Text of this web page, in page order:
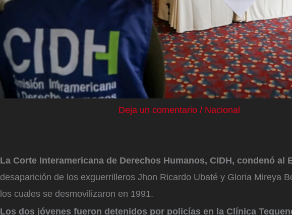
Deja un comentario / Nacional
La Corte Interamericana de Derechos Humanos, CIDH, condenó al
desaparición de los exguerrilleros Jhon Ricardo Ubaté y Gloria Mireya
los cuales se desmovilizaron en 1991.
Los dos jóvenes fueron detenidos por policías en la Clínica